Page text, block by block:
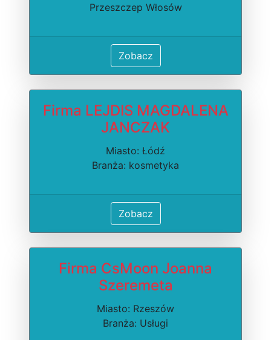
Przeszczep Włosów
Zobacz
Firma LEJDIS MAGDALENA
JANCZAK
Miasto: Łódź
Branża: kosmetyka
Zobacz
Firma CsMoon Joanna
Szeremeta
Miasto: Rzeszów
Branża: Usługi